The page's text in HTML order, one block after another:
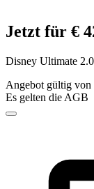
Jetzt für €
Disney Ultimate
Angebot gültig
Es gelten die AGB